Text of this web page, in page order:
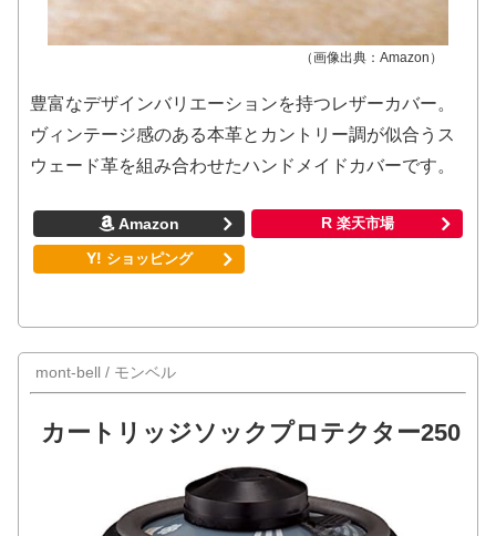
（画像出典：Amazon）
豊富なデザインバリエーションを持つレザーカバー。
ヴィンテージ感のある本革とカントリー調が似合うス
ウェード革を組み合わせたハンドメイドカバーです。
mont-bell / モンベル
カートリッジソックプロテクター250